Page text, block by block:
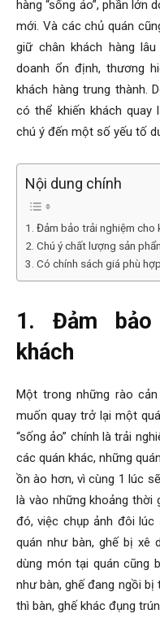
hàng “sống ảo”, phần lớn
mới. Và các chủ quán
giữ chân khách hàng
doanh ổn định, thương
khách hàng trung thành.
có thể khiến khách quay
chú ý đến một số yếu tố
Nội dung chính
1. Đảm bảo trải nghiệm cho
2. Chú ý chất lượng sản
3. Có chính sách giá phù hợp
1. Đảm
khách
Một trong những rào
muốn quay trở lại một
“sống ảo” chính là trải
các quán khác, những
ồn ào hơn, vì cùng 1 lúc
là vào những khoảng thời
đó, việc chụp ảnh đôi
quán như bàn, ghế bị xê
dùng món tại quán cũng
như bàn, ghế đang ngồi
thì bàn, ghế khác đụng